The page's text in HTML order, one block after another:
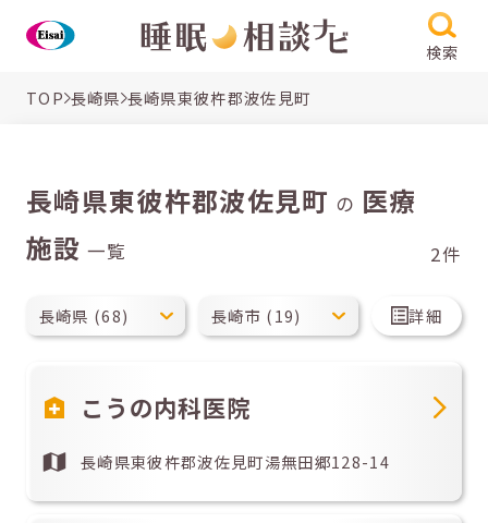
検索
TOP 長崎県 長崎県東彼杵郡波佐見町
長崎県東彼杵郡波佐見町 の 医療
施設 一覧 2件
詳細
こうの内科医院
長崎県東彼杵郡波佐見町湯無田郷128-14